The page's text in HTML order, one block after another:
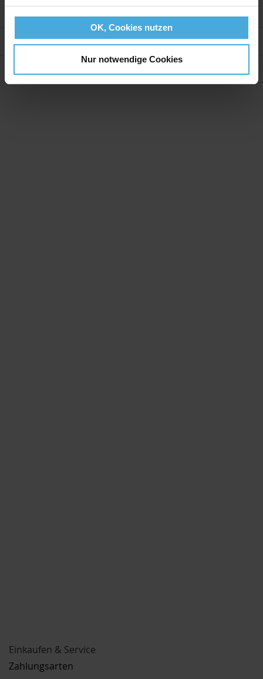
OK, Cookies nutzen
Nur notwendige Cookies
Weitere Informationen
Einkaufen & Service
Zahlungsarten